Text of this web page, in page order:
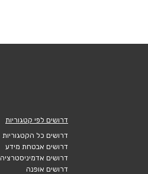
דרושים לפי קטגוריות
דרושים כל הקטגוריות
דרושים אבטחת מידע
דרושים אדמיניסטרציה
דרושים אופנה